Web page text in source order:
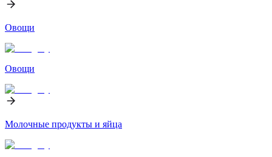
Овощи
Овощи
Молочные продукты и яйца